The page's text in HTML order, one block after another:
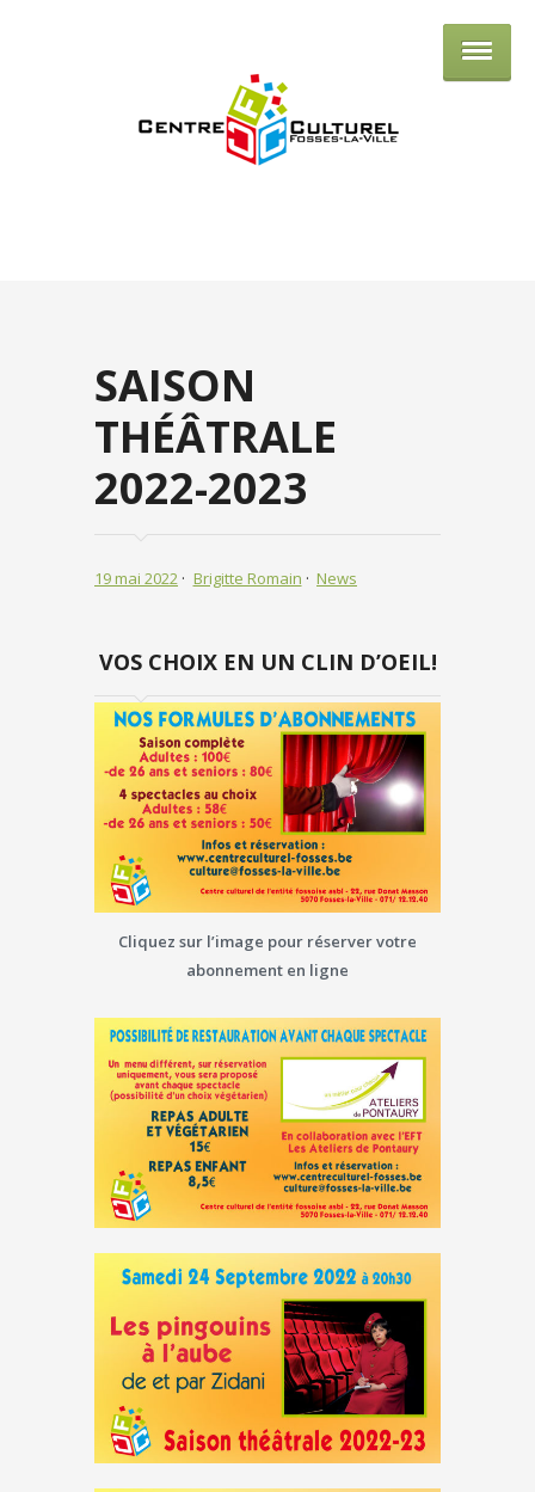
Centre culturel de Fosses-la-Ville
SAISON
THÉÂTRALE
2022-2023
19 mai 2022 Brigitte Romain News
VOS CHOIX EN UN CLIN D’OEIL!
Cliquez sur l’image pour réserver votre
abonnement en ligne